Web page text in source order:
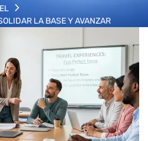
LA BASE Y AVANZAR